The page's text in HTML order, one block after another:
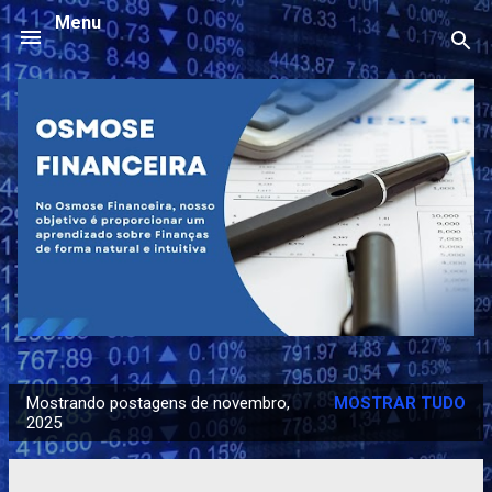
Pular para o conteúdo principal
Menu
P
o
Mostrando postagens de novembro,
2025
MOSTRAR TUDO